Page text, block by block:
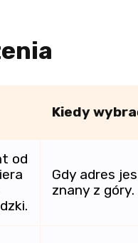
Kiedy
od
Gdy adres
znany z góry.